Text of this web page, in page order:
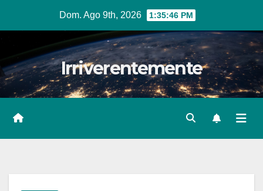
Dom. Ago 9th, 2026 1:35:47 PM
Irriverentemente